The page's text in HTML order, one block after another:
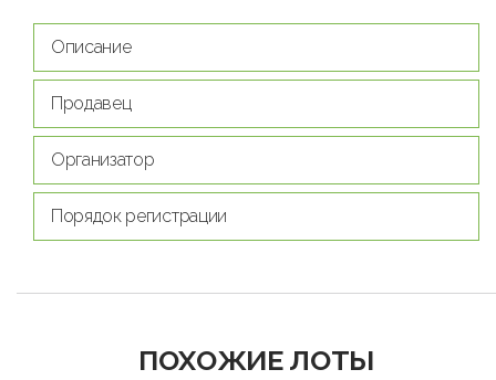
Описание
Продавец
Организатор
Порядок регистрации
ПОХОЖИЕ ЛОТЫ